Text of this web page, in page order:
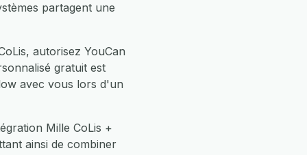
partagent une
autorisez YouCan
gratuit est
avec vous lors d'un
Mille CoLis +
ainsi de combiner